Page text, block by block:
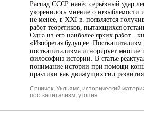
Распад СССР нанёс серьёзный удар
укоренилось мнение о незыблемости
не менее, в XXI в. появляется
работ теоретиков, пытающихся
Одна из его наиболее ярких работ -
«Изобретая будущее.
посткапитализма игнорирует многие
философию истории. В статье
понимание истории при помощи
практики как движущих сил
Срничек, Уильямс, исторический
посткапитализм, утопия